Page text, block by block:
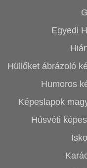
Egyedi
Hüllőket ábrázoló
Humoros
Képeslapok
Húsvéti